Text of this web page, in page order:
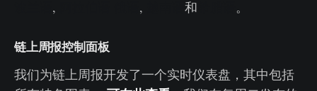
, , 和 。
链上周报控制面板
我们为链上周报开发了一个实时仪表盘，其中包括